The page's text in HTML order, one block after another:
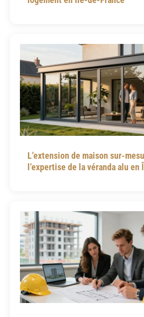
L’extension de maison sur-
l’expertise de la véranda alu